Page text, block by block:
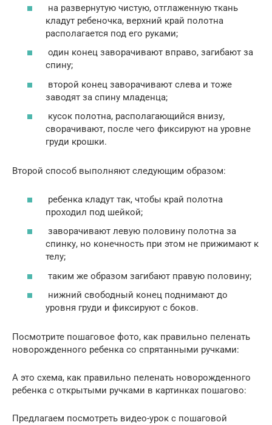
на развернутую чистую, отглаженную ткань
кладут ребеночка, верхний край полотна
располагается под его руками;
один конец заворачивают вправо, загибают за
спину;
второй конец заворачивают слева и тоже
заводят за спину младенца;
кусок полотна, располагающийся внизу,
сворачивают, после чего фиксируют на уровне
груди крошки.
Второй способ выполняют следующим образом:
ребенка кладут так, чтобы край полотна
проходил под шейкой;
заворачивают левую половину полотна за
спинку, но конечность при этом не прижимают к
телу;
таким же образом загибают правую половину;
нижний свободный конец поднимают до
уровня груди и фиксируют с боков.
Посмотрите пошаговое фото, как правильно пеленать
новорожденного ребенка со спрятанными ручками:
А это схема, как правильно пеленать новорожденного
ребенка с открытыми ручками в картинках пошагово:
Предлагаем посмотреть видео-урок с пошаговой